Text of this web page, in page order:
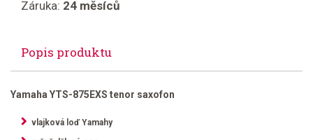
Záruka: 24 měsíců
Popis produktu
Yamaha YTS-875EXS tenor saxofon
vlajková loď Yamahy